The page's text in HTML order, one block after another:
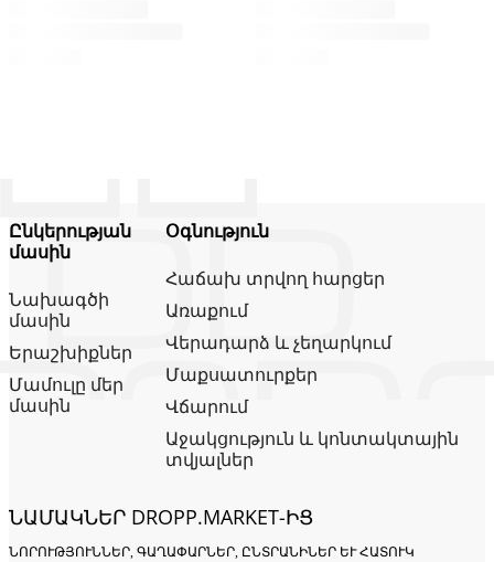
Ընկերության
մասին
Նախագծի
մասին
Երաշխիքներ
Մամուլը մեր
մասին
Օգնություն
Հաճախ տրվող հարցեր
Առաքում
Վերադարձ և չեղարկում
Մաքսատուրքեր
Վճարում
Աջակցություն և կոնտակտային
տվյալներ
ՆԱՄԱԿՆԵՐ DROPP.MARKET-ԻՑ
ՆՈՐՈՒԹՅՈՒՆՆԵՐ, ԳԱՂԱՓԱՐՆԵՐ, ԸՆՏՐԱՆԻՆԵՐ ԵՒ ՀԱՏՈՒԿ Ա